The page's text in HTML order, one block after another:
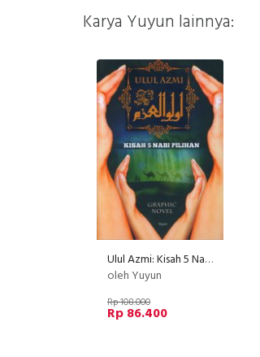
Karya Yuyun lainnya:
Ulul Azmi: Kisah 5 Nabi Pilihan - Graphic Novel
oleh Yuyun
Rp 108.000
Rp 86.400